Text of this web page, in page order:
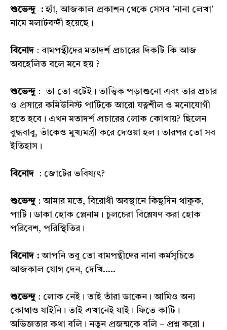
শুভেন্দু :হ্যাঁ, আজকাল প্রকাশন থেকে সেসব 'নানা লেখা'
নামে মলাটবন্দী হয়েছে।
বিনোদ: বামপন্থীদের মতাদর্শ প্রচারের দিকটি কি আজ
অবহেলিত বলে মনে হয় ?
শুভেন্দু: তা তো বটেই। তাত্ত্বিক পড়াশুনো এবং তার প্রচার
ও প্রসারে কমিউনিস্ট পার্টিকে আরো যত্নশীল ও মনোযোগী
হতে হবে। এখন মতাদর্শ প্রচারের লোক কোথায়? ছিলেন
বুদ্ধবাবু, তাঁকেও মুখ্যমন্ত্রী করে দেওয়া হল। তারপর তো সব
ইতিহাস।
বিনোদ: জোটের ভবিষ্যৎ?
শুভেন্দু: আমার মতে, বিরোধী অবস্থানে কিছুদিন থাকুক,
পার্টি। ডাকা হোক প্লেনাম। চুলচেরা বিশ্লেষণ করা হোক
পরিবেশ, পরিস্থিতির।
বিনোদ :আপনি তবু তো বামপন্থীদের নানা কর্মসূচিতে
আজকাল যোগ দেন, দেখি.....
শুভেন্দু: লোক নেই। তাই তাঁরা ডাকেন। আমিও অন্য
কোথাও যাইনি। তাই এখানেই যাই। ফিতে কাটি।
অভিজ্ঞতার কথা বলি। নতুন প্রজন্মকে বলি – প্রশ্ন করো।